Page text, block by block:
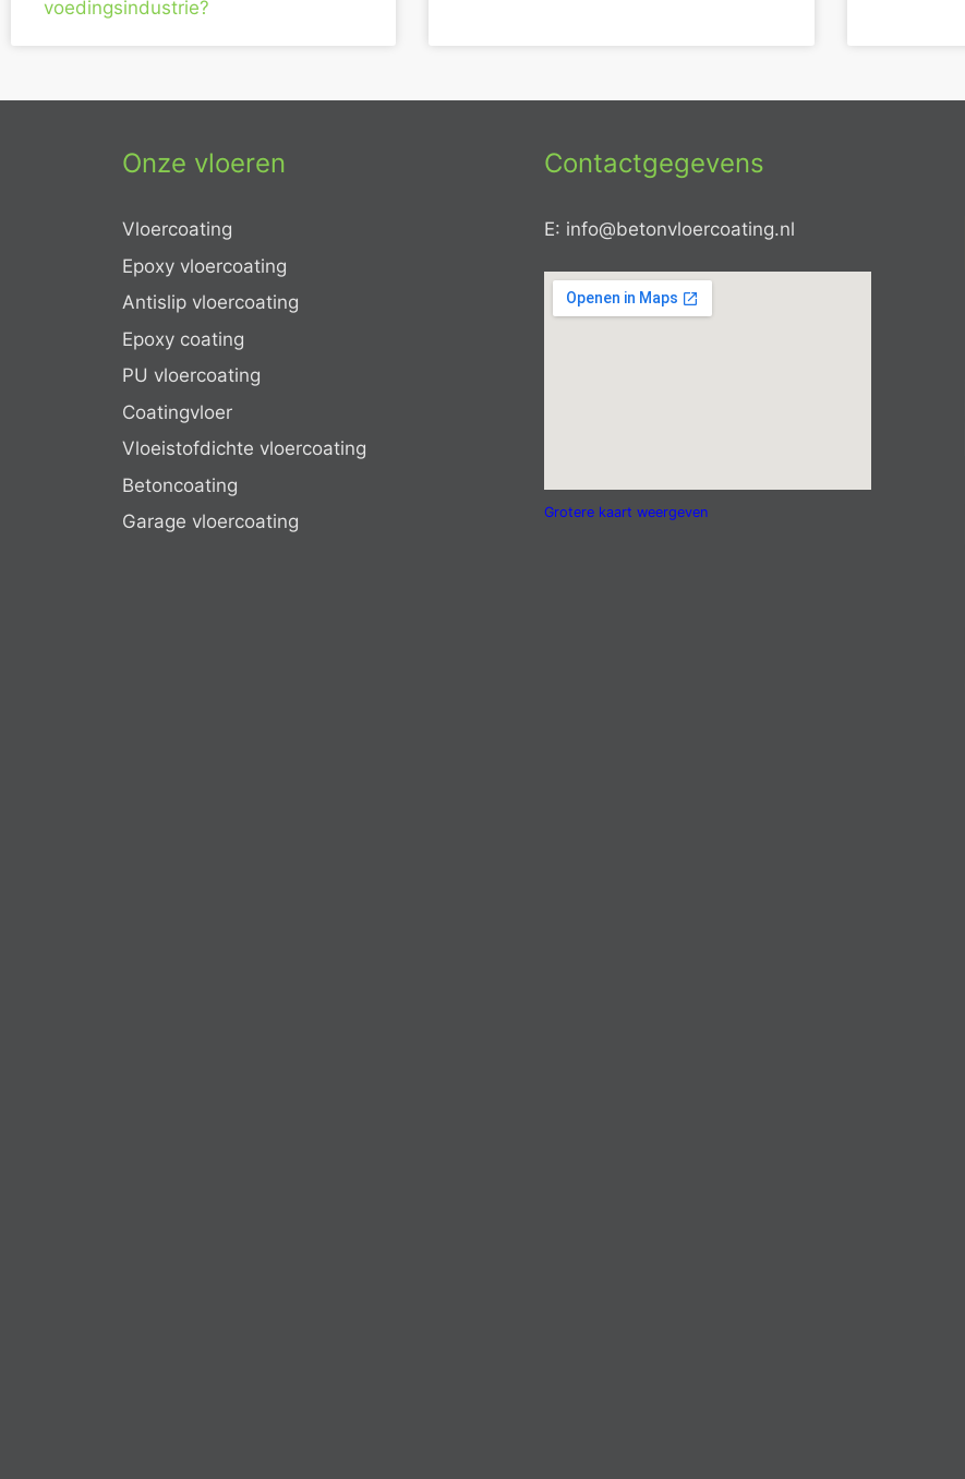
voedingsindustrie?
Onze vloeren
Vloercoating
Epoxy vloercoating
Antislip vloercoating
Epoxy coating
PU vloercoating
Coatingvloer
Vloeistofdichte vloercoating
Betoncoating
Garage vloercoating
Contactgegevens
E: info@betonvloercoating.nl
Grotere kaart weergeven